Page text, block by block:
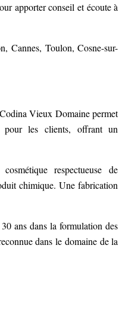
apporter conseil et écoute à
Cannes, Toulon, Cosne-sur-
Vieux Domaine permet
pour les clients, offrant un
respectueuse de
chimique. Une fabrication
ans dans la formulation des
dans le domaine de la